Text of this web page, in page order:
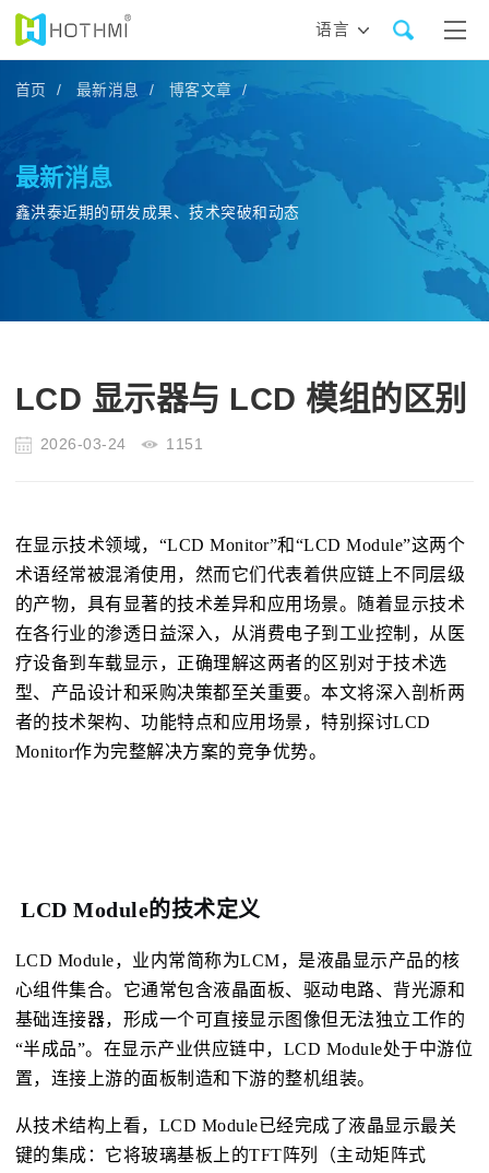
语言
最新消息
鑫洪泰近期的研发成果、技术突破和动态
首页 / 最新消息 / 博客文章 /
LCD 显示器与 LCD 模组的区别
2026-03-24 1151
在显示技术领域， “LCD Monitor”和“LCD Module”这两个
术语经常被混淆使用，然而它们代表着供应链上不同层级
的产物，具有显著的技术差异和应用场景。随着显示技术
在各行业的渗透日益深入，从消费电子到工业控制，从医
疗设备到车载显示，正确理解这两者的区别对于技术选
型、产品设计和采购决策都至关重要。本文将深入剖析两
者的技术架构、功能特点和应用场景，特别探讨LCD
Monitor作为完整解决方案的竞争优势。
LCD Module的技术定义
LCD Module，业内常简称为LCM，是液晶显示产品的核
心组件集合。它通常包含液晶面板、驱动电路、背光源和
基础连接器，形成一个可直接显示图像但无法独立工作的
“半成品”。在显示产业供应链中，LCD Module处于中游位
置，连接上游的面板制造和下游的整机组装。
从技术结构上看，LCD Module已经完成了液晶显示最关
键的集成：它将玻璃基板上的TFT阵列（主动矩阵式